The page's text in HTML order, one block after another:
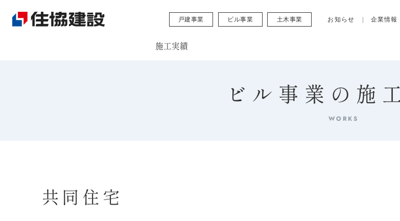
戸建事業 ビル事業 土木事業 お知らせ 企業情報
施工実績
ビル事業の施
WORKS
共同住宅